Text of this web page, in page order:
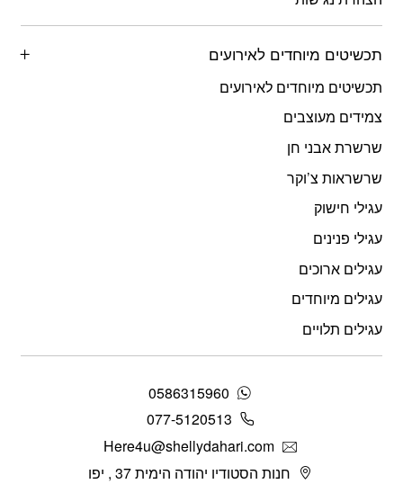
תכשיטים מיוחדים לאירועים
תכשיטים מיוחדים לאירועים
צמידים מעוצבים
שרשרת אבני חן
שרשראות צ’וקר
עגילי חישוק
עגילי פנינים
עגילים ארוכים
עגילים מיוחדים
עגילים תלויים
0586315960
077-5120513
Here4u@shellydahari.com
חנות הסטודיו יהודה הימית 37 , יפו